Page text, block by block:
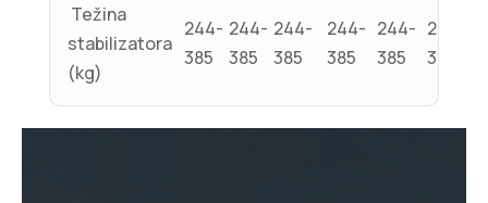
Težina
stabilizatora
(kg)
244-
385
244-
385
244-
385
244-
385
244-
385
244-
385